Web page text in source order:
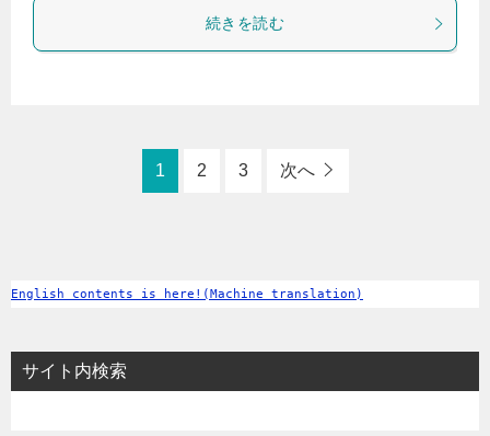
続きを読む
1 2 3 次へ
English contents is here!(Machine translation)
サイト内検索